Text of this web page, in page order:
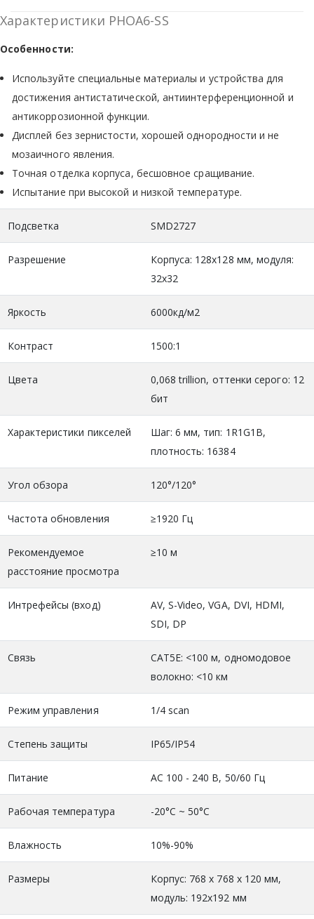
Характеристики PHOA6-SS
Особенности:
Используйте специальные материалы и устройства для
достижения антистатической, антиинтерференционной и
антикоррозионной функции.
Дисплей без зернистости, хорошей однородности и не
мозаичного явления.
Точная отделка корпуса, бесшовное сращивание.
Испытание при высокой и низкой температуре.
Подсветка SMD2727
Разрешение
Корпуса: 128x128 мм, модуля:
32х32
Яркость 6000кд/м2
Контраст 1500:1
Цвета
0,068 trillion, оттенки серого: 12
бит
Характеристики пикселей
Шаг: 6 мм, тип: 1R1G1B,
плотность: 16384
Угол обзора 120°/120°
Частота обновления ≥1920 Гц
Рекомендуемое
расстояние просмотра
≥10 м
Интрефейсы (вход)
AV, S-Video, VGA, DVI, HDMI,
SDI, DP
Связь
CAT5E: <100 м, одномодовое
волокно: <10 км
Режим управления 1/4 scan
Степень защиты IP65/IP54
Питание АС 100 - 240 В, 50/60 Гц
Рабочая температура -20°C ~ 50°C
Влажность 10%-90%
Размеры
Корпус: 768 х 768 х 120 мм,
модуль: 192x192 мм